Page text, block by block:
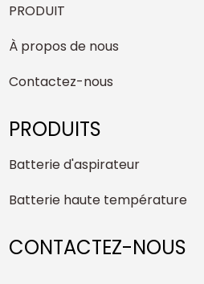
PRODUIT
À propos de nous
Contactez-nous
PRODUITS
Batterie d'aspirateur
Batterie haute température
CONTACTEZ-NOUS